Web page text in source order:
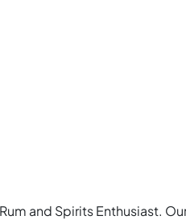
and Spirits Enthusiast.